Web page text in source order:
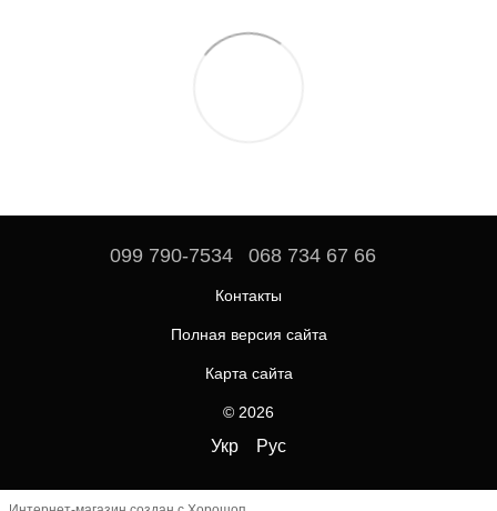
099 790-7534 068 734 67 66
Контакты
Полная версия сайта
Карта сайта
© 2026
Укр Рус